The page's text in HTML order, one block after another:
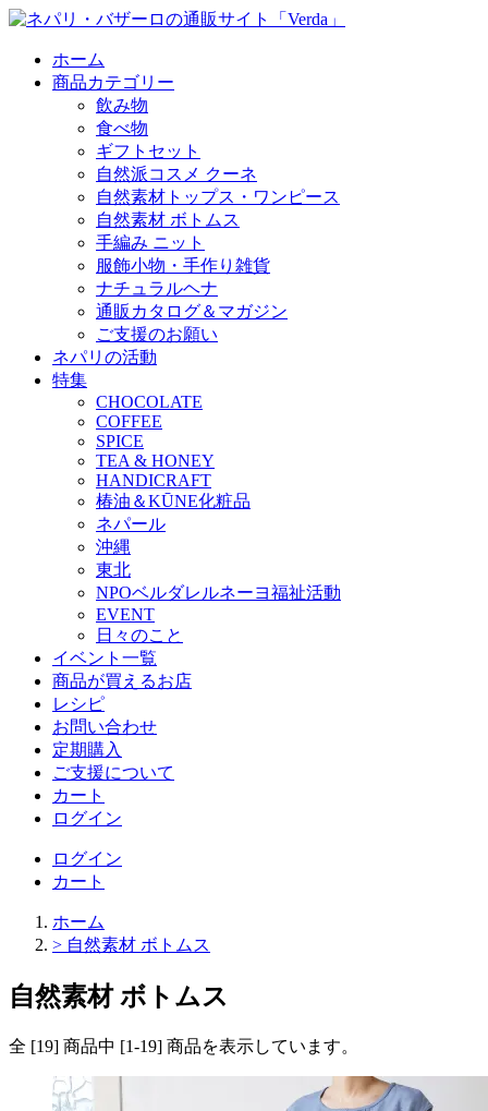
ホーム
商品カテゴリー
飲み物
食べ物
ギフトセット
自然派コスメ クーネ
自然素材トップス・ワンピース
自然素材 ボトムス
手編み ニット
服飾小物・手作り雑貨
ナチュラルヘナ
通販カタログ＆マガジン
ご支援のお願い
ネパリの活動
特集
CHOCOLATE
COFFEE
SPICE
TEA & HONEY
HANDICRAFT
椿油＆KŪNE化粧品
ネパール
沖縄
東北
NPOベルダレルネーヨ福祉活動
EVENT
日々のこと
イベント一覧
商品が買えるお店
レシピ
お問い合わせ
定期購入
ご支援について
カート
ログイン
ログイン
カート
ホーム
> 自然素材 ボトムス
自然素材 ボトムス
全 [19] 商品中 [1-19] 商品を表示しています。